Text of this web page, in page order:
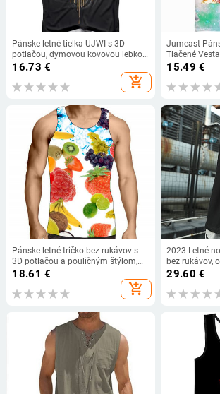
Pánske letné tielka UJWI s 3D
potlačou, dymovou kovovou lebkou,
vesta Hombre Fit, slim jersey, tričká
bez rukávov, tielka, dropshipping
16.73 €
add_shopping_cart
Jumeast
Tlačené
Dámske
Pizza Krátky
Pulóver Letné
15.49 €
Pánske letné tričko bez rukávov s
3D potlačou a pouličným štýlom,
okrúhly výstrih, voľné, ležérne,
športové, telocvičňa, vesta, plus
veľkosť 6XL
18.61 €
add_shopping_cart
2023 Letné
bez rukávov,
spájané
univerzálne,
kórejské,
29.60 €